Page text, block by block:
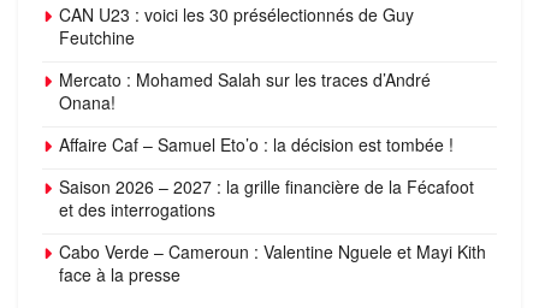
CAN U23 : voici les 30 présélectionnés de Guy
Feutchine
Mercato : Mohamed Salah sur les traces d’André
Onana!
Affaire Caf – Samuel Eto’o : la décision est tombée !
Saison 2026 – 2027 : la grille financière de la Fécafoot
et des interrogations
Cabo Verde – Cameroun : Valentine Nguele et Mayi Kith
face à la presse